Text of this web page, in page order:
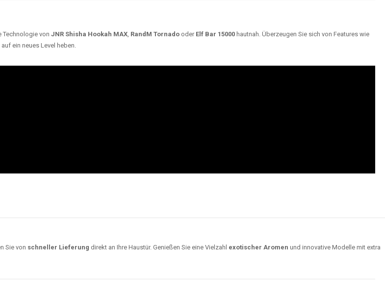
Technologie von JNR Shisha Hookah MAX, RandM Tornado oder Elf Bar 15000 hautnah. Überzeugen Sie sich von Features wie
ein neues Level heben.
Sie von schneller Lieferung direkt an Ihre Haustür. Genießen Sie eine Vielzahl exotischer Aromen und innovative Modelle mit extra